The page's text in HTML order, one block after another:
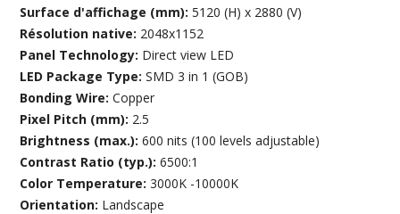
Surface d'affichage (mm):5120 (H) x 2880 (V)
Résolution native: 2048x1152
Panel Technology: Direct view LED
LED Package Type:SMD 3 in 1 (GOB)
Bonding Wire:Copper
Pixel Pitch (mm): 2.5
Brightness (max.):600 nits (100 levels adjustable)
Contrast Ratio (typ.):6500:1
Color Temperature:3000K -10000K
Orientation: Landscape